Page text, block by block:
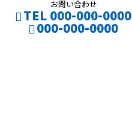
お問い合わせ
TEL 000-000-0000
000-000-0000